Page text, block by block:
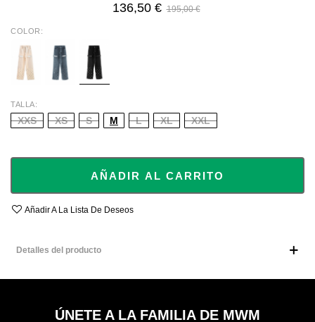
136,50 € 195,00 €
COLOR
ECRU BLUE BLACK
TALLA
XXS XS S M L XL XXL
AÑADIR AL CARRITO
Añadir A La Lista De Deseos
Detalles del producto
ÚNETE A LA FAMILIA DE MWM